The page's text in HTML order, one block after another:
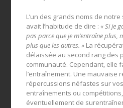
L’un des grands noms de
avait l’habitude de dire : « Si je
pas parce que je m’entraîne plus,
plus que les autres. » La
délaissée au second rang des
communauté. Cependant, elle
l’entraînement. Une mauvaise
répercussions néfastes sur
entraînements ou
éventuellement de